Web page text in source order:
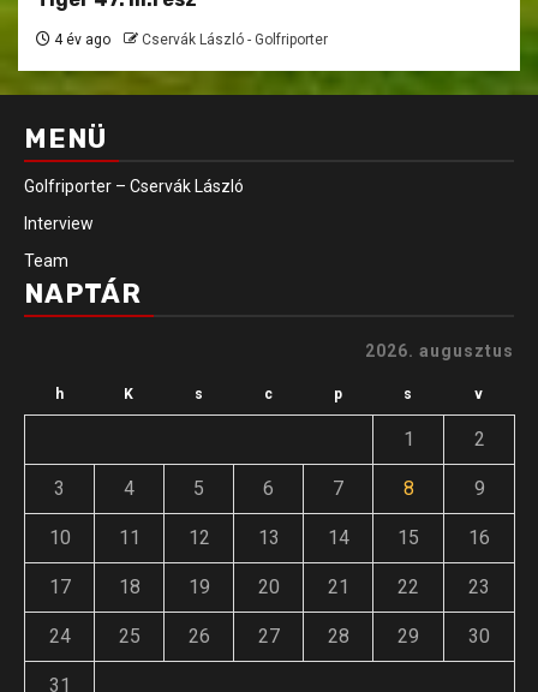
4 év ago Cservák László - Golfriporter
MENÜ
Golfriporter – Cservák László
Interview
Team
NAPTÁR
2026. augusztus
h K s c p s v
1 2
3 4 5 6 7 8 9
10 11 12 13 14 15 16
17 18 19 20 21 22 23
24 25 26 27 28 29 30
31